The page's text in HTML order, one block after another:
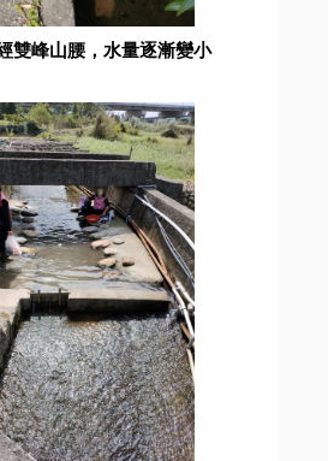
雙峰山腰，水量逐漸變小